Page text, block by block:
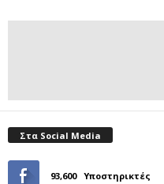
Στα Social Media
93,600 Υποστηρικτές